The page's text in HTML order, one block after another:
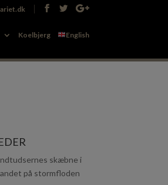
Koelbjerg English
English
skæbne i
på stormfloden